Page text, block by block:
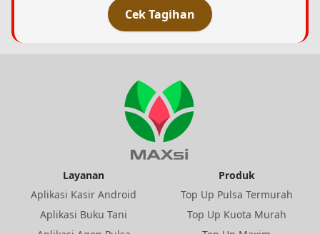
Cek Tagihan
Layanan
Aplikasi Kasir Android
Aplikasi Buku Tani
Produk
Top Up Pulsa Termurah
Top Up Kuota Murah